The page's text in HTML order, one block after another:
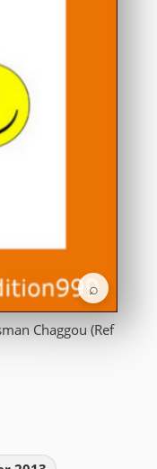
⌕
Chaggou (Ref